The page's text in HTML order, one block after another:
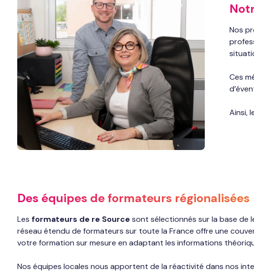
Nos
Ces
Ainsi,
Des équipes de formateurs régionalisées
Les formateurs de re Sourcesont sélectionnés sur la base de
réseau étendu de formateurs sur toute la France offre une
votre formation sur mesure en adaptant les informations
Nos équipes locales nous apportent de la réactivité dans nos